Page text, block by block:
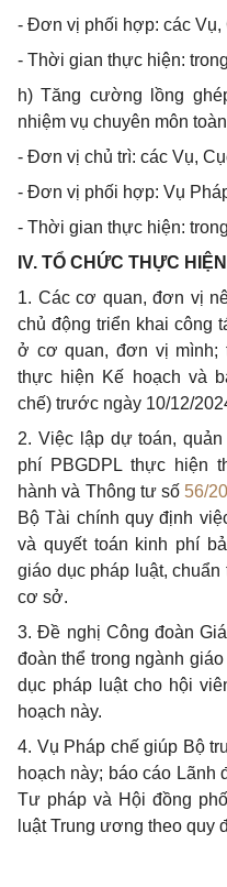
- Đơn vị phối hợp: các Vụ,
- Thời gian thực hiện:
h) Tăng cường lồng
nhiệm vụ chuyên môn
- Đơn vị chủ trì: các Vụ,
- Đơn vị phối hợp: Vụ
- Thời gian thực hiện:
IV. TỔ CHỨC THỰC HIỆN
1. Các cơ quan, đơn vị
chủ động triển khai công
ở cơ quan, đơn vị mình;
thực hiện Kế hoạch và
chế) trước ngày 10/12/
2. Việc lập dự toán,
phí PBGDPL thực hiện
hành và Thông tư số 56/
Bộ Tài chính quy định
và quyết toán kinh phí
giáo dục pháp luật,
cơ sở.
3. Đề nghị Công đoàn
đoàn thể trong ngành
dục pháp luật cho hội
hoạch này.
4. Vụ Pháp chế giúp Bộ
hoạch này; báo cáo Lãnh
Tư pháp và Hội đồng
luật Trung ương theo quy